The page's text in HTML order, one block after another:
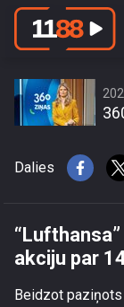
Dalies
akciju par
Beidzot